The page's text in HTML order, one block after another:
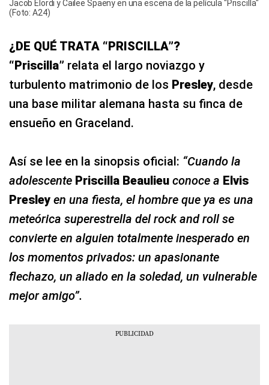
Jacob Elordi y Cailee Spaeny en una escena de la película "Priscilla"
(Foto: A24)
¿DE QUÉ TRATA “PRISCILLA”?
“Priscilla” relata el largo noviazgo y
turbulento matrimonio de los Presley, desde
una base militar alemana hasta su finca de
ensueño en Graceland.
Así se lee en la sinopsis oficial: “Cuando la
adolescente Priscilla Beaulieu conoce a Elvis
Presley en una fiesta, el hombre que ya es una
meteórica superestrella del rock and roll se
convierte en alguien totalmente inesperado en
los momentos privados: un apasionante
flechazo, un aliado en la soledad, un vulnerable
mejor amigo”.